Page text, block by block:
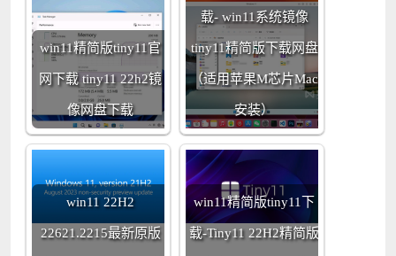
win11精简版tiny11官
网下载 tiny11 22h2镜
像网盘下载
载- win11系统镜像
tiny11精简版下载网盘
（适用苹果M芯片Mac
安装）
win11 22H2
22621.2215最新原版
win11精简版tiny11下
载-Tiny11 22H2精简版